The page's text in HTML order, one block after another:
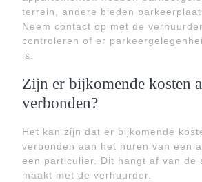
terrein, andere bieden
Neem contact op met de
controleren of er
is.
Zijn er bijkomende kosten
verbonden?
Het kan zijn dat er bijkomende
verbonden aan het huren van een
een particulier. Dit hangt af van de
maakt met de verhuurder.